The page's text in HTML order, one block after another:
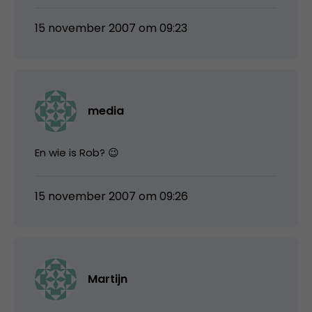
15 november 2007 om 09:23
media
En wie is Rob? 😉
15 november 2007 om 09:26
Martijn